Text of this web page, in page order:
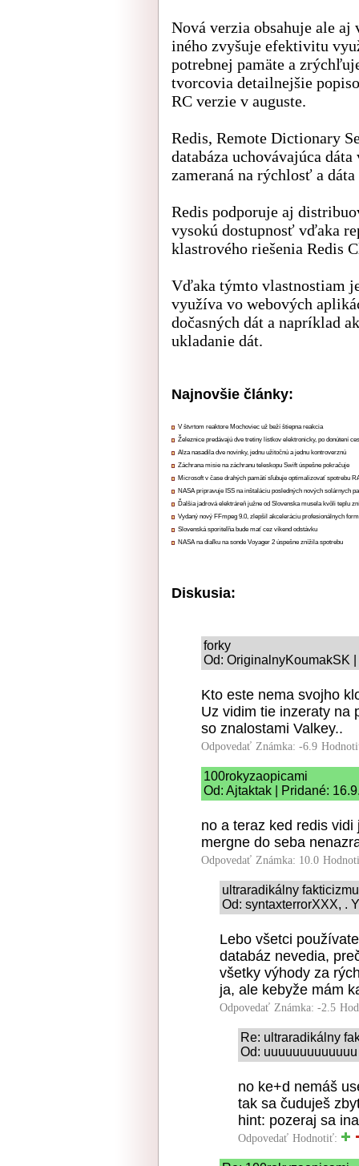
Nová verzia obsahuje ale
iného zvyšuje efektivitu
potrebnej pamäte a
tvorcovia detailnejšie
RC verzie v auguste.
Redis, Remote Dictionary
databáza uchovávajúca
zameraná na rýchlosť a
Redis podporuje aj
vysokú dostupnosť vďaka
klastrového riešenia Redis
Vďaka týmto vlastnostiam
využíva vo webových
dočasných dát a napríklad
ukladanie dát.
Najnovšie články:
V štvrtom reaktore Mochoviec už beží štiepna reakcia
Železnice predávajú dve tretiny lístkov elektronicky, po donútení
Alza nasadila dve novinky, jednu užitočnú a jednu kontroverznú
Záchrana misie na záchranu teleskopu Swift úspešne pokračuje
Microsoft v čase drahých pamätí sľubuje optimalizovať spotrebu
NASA pripravuje ISS na inštaláciu posledných nových solárnych
Ďalšia jadrová elektráreň južne od Slovenska musela kvôli teplu
Vydaný nový FFmpeg 9.0, zlepšil akceleráciu profesionálnych
Slovenská sporiteľňa bude mať cez víkend odstávku
NASA na diaľku na sonde Voyager 2 úspešne znížila spotrebu
Diskusia:
forky
Od: OriginalnyKoumakSK
Kto este nema svojho
Uz vidim tie inzeraty na
so znalostami Valkey..
Odpovedať Známka: -6.9
100rokyzaopicami
Od: Ajtaktak | Pridané:
no a teraz ked redis
mergne do seba
Odpovedať Známka: 10.0
ultraradikálny
Od: syntaxterrorXXX, .
Lebo všetci
databáz nevedia,
všetky výhody za
ja, ale kebyže mám
Odpovedať Známka: -2.5
Re: ultraradikálny
Od:
no ke+d nemáš
tak sa čuduješ
hint: pozeraj sa
Odpovedať Hodnotiť: